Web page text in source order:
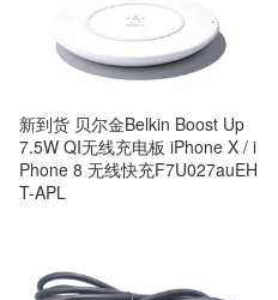
新到货 贝尔金Belkin Boost Up
7.5W QI无线充电板 iPhone X / i
Phone 8 无线快充F7U027auEH
T-APL